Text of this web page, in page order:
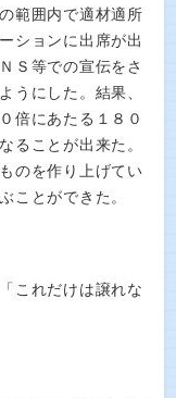
範囲内で適材適所
ションに出席が出
Ｓ等での宣伝をさ
うにした。結果、
倍にあたる１８０
ることが出来た。
のを作り上げてい
ことができた。
これだけは譲れな